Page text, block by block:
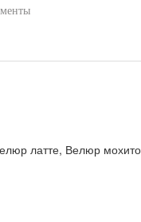
латте, Велюр